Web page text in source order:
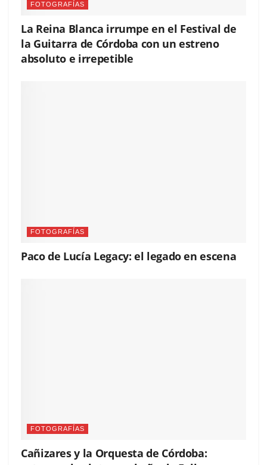
FOTOGRAFÍAS
La Reina Blanca irrumpe en el Festival de
la Guitarra de Córdoba con un estreno
absoluto e irrepetible
FOTOGRAFÍAS
Paco de Lucía Legacy: el legado en escena
FOTOGRAFÍAS
Cañizares y la Orquesta de Córdoba: